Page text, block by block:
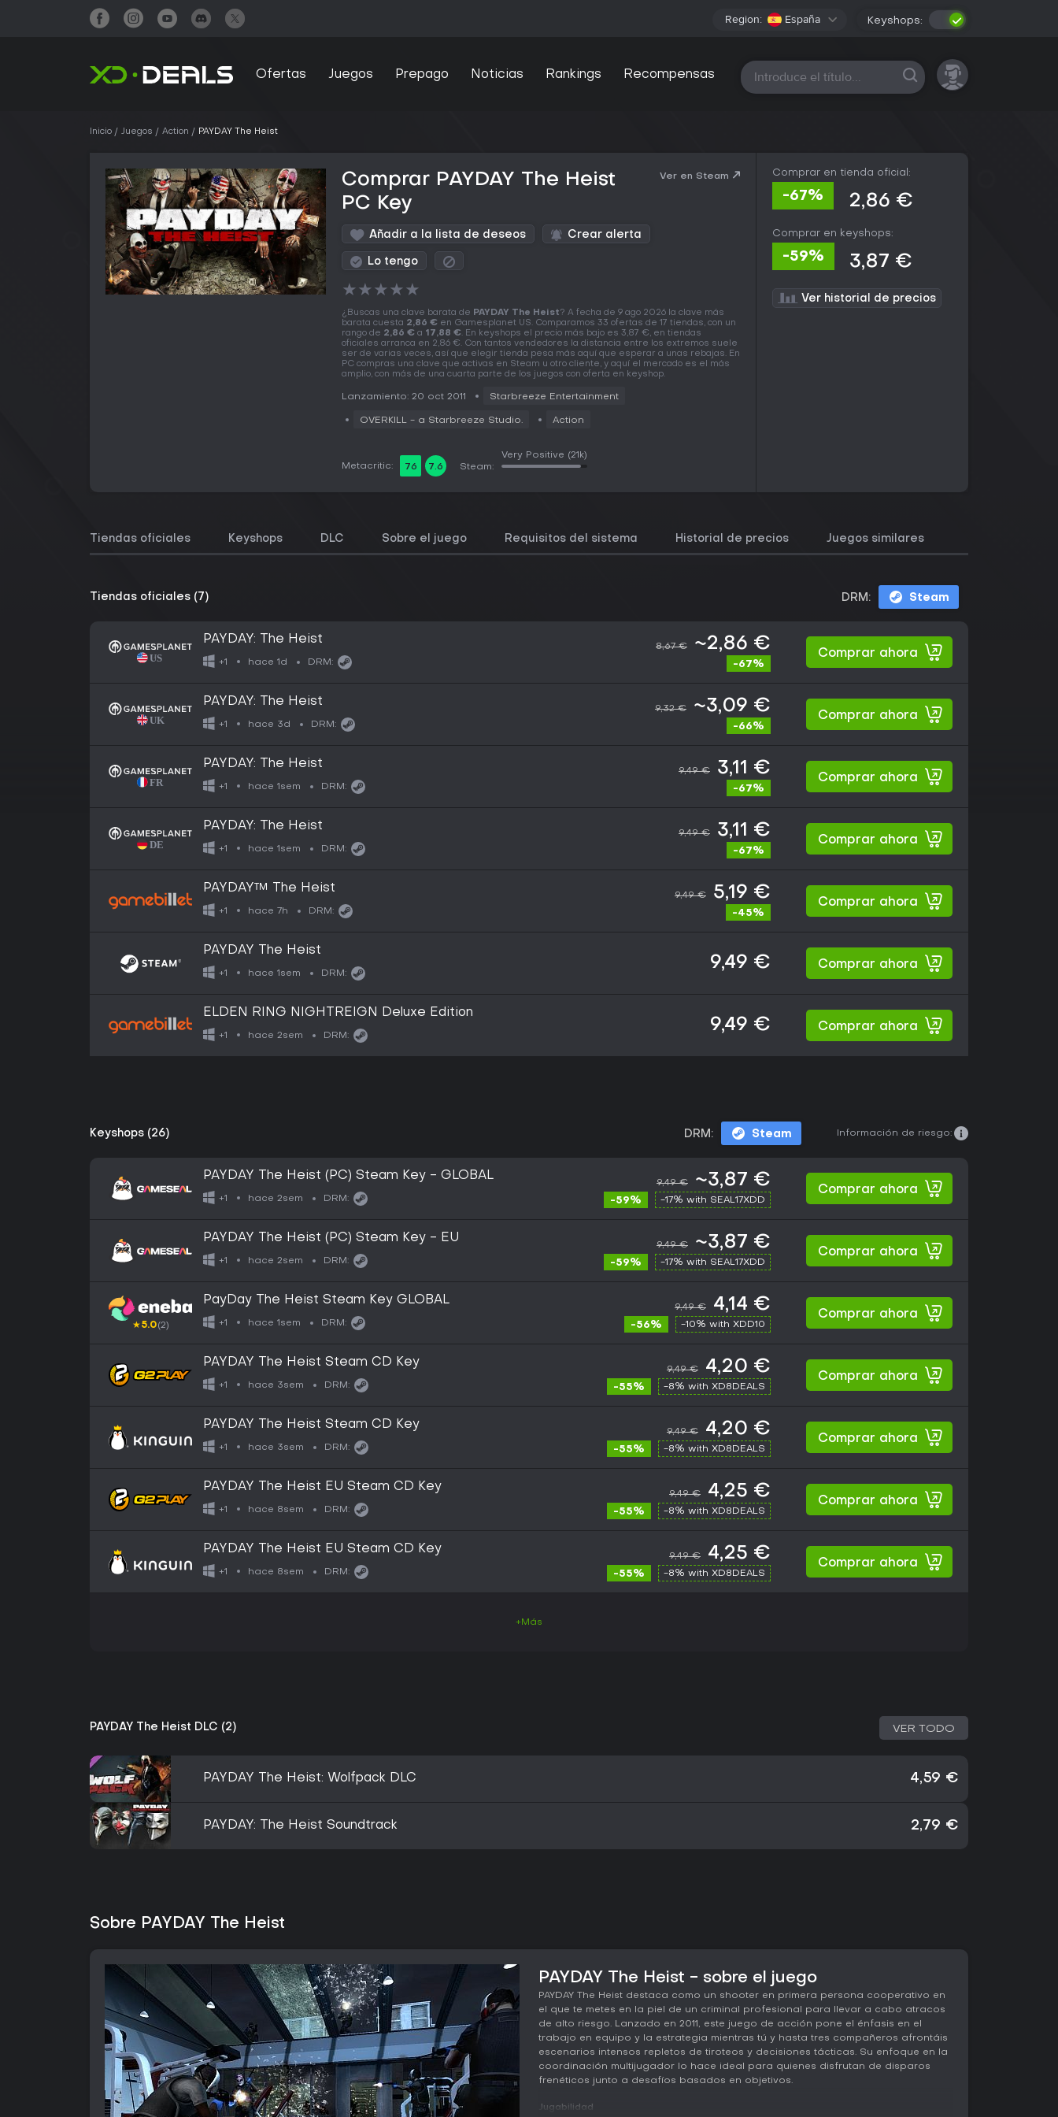
Region: España Keyshops:
Ofertas Juegos Prepago Noticias Rankings Recompensas Todas las plataformas
Inicio Juegos Action PAYDAY The Heist
Comprar PAYDAY The Heist
PC Key
Ver en Steam
Añadir a la lista de deseos Crear alerta
Lo tengo
★★★★★
¿Buscas una clave barata de PAYDAY The Heist? A fecha de 9 ago 2026 la clave más
barata cuesta 2,86 € en Gamesplanet US. Comparamos 33 ofertas de 17 tiendas, con un
rango de 2,86 € a 17,88 €. En keyshops el precio más bajo es 3,87 €, en tiendas
oficiales arranca en 2,86 €. Con tantos vendedores la distancia entre los extremos suele
ser de varias veces, así que elegir tienda pesa más aquí que esperar a unas rebajas. En
PC compras una clave que activas en Steam u otro cliente, y aquí el mercado es el más
amplio, con más de una cuarta parte de los juegos con oferta en keyshop.
Lanzamiento: 20 oct 2011 Starbreeze Entertainment
OVERKILL - a Starbreeze Studio. Action
Metacritic: 76 7.6 Steam:
Very Positive (21k)
Comprar en tienda oficial:
-67% 2,86 €
Comprar en keyshops:
-59% 3,87 €
Ver historial de precios
Tiendas oficiales Keyshops DLC Sobre el juego Requisitos del sistema Historial de precios Juegos similares
Tiendas oficiales (7) DRM: Steam
PAYDAY: The Heist
+1 hace 1d DRM:
8,67 € ~2,86 €
-67%
Comprar ahora
PAYDAY: The Heist
+1 hace 3d DRM:
9,32 € ~3,09 €
-66%
Comprar ahora
PAYDAY: The Heist
+1 hace 1sem DRM:
9,49 € 3,11 €
-67%
Comprar ahora
PAYDAY: The Heist
+1 hace 1sem DRM:
9,49 € 3,11 €
-67%
Comprar ahora
PAYDAY™ The Heist
+1 hace 7h DRM:
9,49 € 5,19 €
-45%
Comprar ahora
PAYDAY The Heist
+1 hace 1sem DRM:
9,49 € Comprar ahora
ELDEN RING NIGHTREIGN Deluxe Edition
+1 hace 2sem DRM:
9,49 € Comprar ahora
Keyshops (26) DRM: Steam Información de riesgo:
PAYDAY The Heist (PC) Steam Key - GLOBAL
+1 hace 2sem DRM:
9,49 € ~3,87 €
-59% -17% with SEAL17XDD
Comprar ahora
PAYDAY The Heist (PC) Steam Key - EU
+1 hace 2sem DRM:
9,49 € ~3,87 €
-59% -17% with SEAL17XDD
Comprar ahora
★5.0(2)
PayDay The Heist Steam Key GLOBAL
+1 hace 1sem DRM:
9,49 € 4,14 €
-56% -10% with XDD10
Comprar ahora
PAYDAY The Heist Steam CD Key
+1 hace 3sem DRM:
9,49 € 4,20 €
-55% -8% with XD8DEALS
Comprar ahora
PAYDAY The Heist Steam CD Key
+1 hace 3sem DRM:
9,49 € 4,20 €
-55% -8% with XD8DEALS
Comprar ahora
PAYDAY The Heist EU Steam CD Key
+1 hace 8sem DRM:
9,49 € 4,25 €
-55% -8% with XD8DEALS
Comprar ahora
PAYDAY The Heist EU Steam CD Key
+1 hace 8sem DRM:
9,49 € 4,25 €
-55% -8% with XD8DEALS
Comprar ahora
+Más
PAYDAY The Heist DLC (2) VER TODO
PAYDAY The Heist: Wolfpack DLC 4,59 €
PAYDAY: The Heist Soundtrack 2,79 €
Sobre PAYDAY The Heist
PAYDAY The Heist - sobre el juego
PAYDAY The Heist destaca como un shooter en primera persona cooperativo en
el que te metes en la piel de un criminal profesional para llevar a cabo atracos
de alto riesgo. Lanzado en 2011, este juego de acción pone el énfasis en el
trabajo en equipo y la estrategia mientras tú y hasta tres compañeros afrontáis
escenarios intensos repletos de tiroteos y decisiones tácticas. Su enfoque en la
coordinación multijugador lo hace ideal para quienes disfrutan de disparos
frenéticos junto a desafíos basados en objetivos.
Jugabilidad